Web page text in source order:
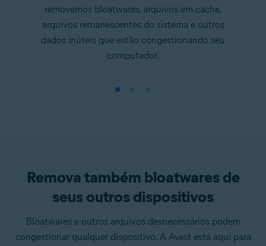
removemos bloatwares, arquivos em cache,
arquivos remanescentes do sistema e outros
dados inúteis que estão congestionando seu
computador.
Remova também bloatwares de
seus outros dispositivos
Bloatwares e outros arquivos desnecessários podem
congestionar qualquer dispositivo. A Avast está aqui para